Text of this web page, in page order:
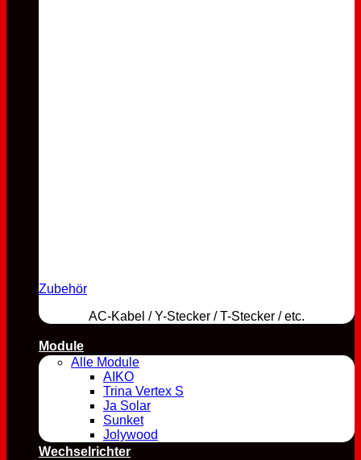
Zubehör
AC-Kabel / Y-Stecker / T-Stecker / etc.
Module
Alle Module
AIKO
Trina Vertex S
Ja Solar
Sunket
Jolywood
Wechselrichter